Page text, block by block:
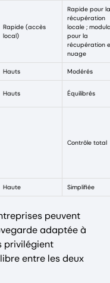
Rapide (accès
local)
Rapide pour la
récupération
locale ;
pour la
récupération
nuage
Hauts Modérés
Hauts Équilibrés
Contrôle total
Haute Simplifiée
peuvent
adaptée à
privilégient
entre les deux